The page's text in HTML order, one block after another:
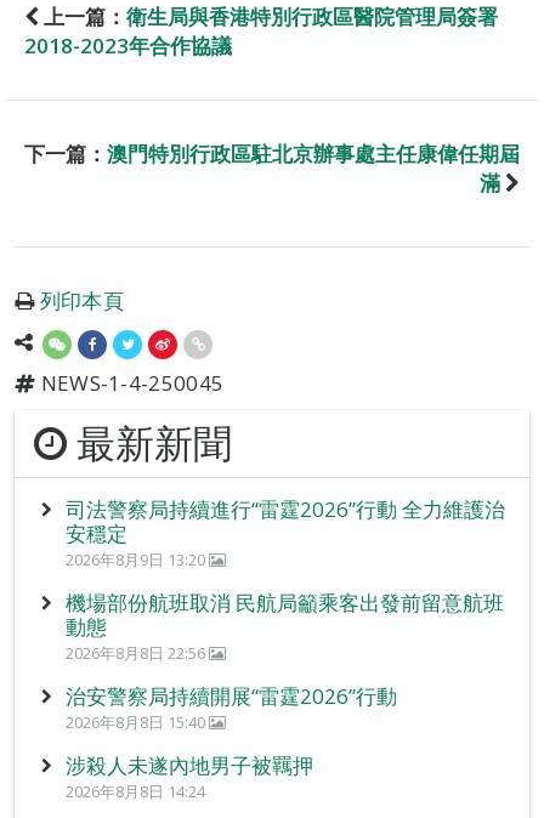
上一篇： 衛生局與香港特別行政區醫院管理局簽署
2018-2023年合作協議
下一篇： 澳門特別行政區駐北京辦事處主任康偉任期屆
滿
列印本頁
NEWS-1-4-250045
最新新聞
司法警察局持續進行“雷霆2026”行動 全力維護治
安穩定
2026年8月9日 13:20
機場部份航班取消 民航局籲乘客出發前留意航班
動態
2026年8月8日 22:56
治安警察局持續開展“雷霆2026”行動
2026年8月8日 15:40
涉殺人未遂內地男子被羈押
2026年8月8日 14:24